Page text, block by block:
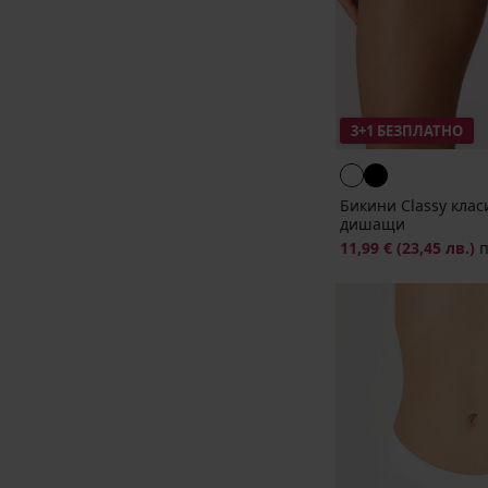
3+1 БЕЗПЛАТНО
Бикини Classy
дишащи
11,99 € (23,45 лв.)